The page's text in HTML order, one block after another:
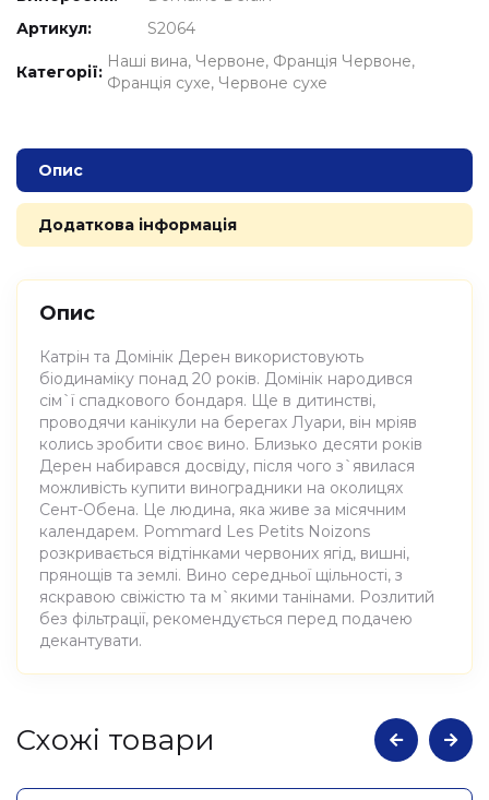
Артикул:
S2064
Категорії:
Наші вина Червоне Франція Червоне
Франція сухе Червоне сухе
Опис
Додаткова інформація
Опис
Катрін та Домінік Дерен використовують
біодинаміку понад 20 років. Домінік народився
сім`ї спадкового бондаря. Ще в дитинстві,
проводячи канікули на берегах Луари, він мріяв
колись зробити своє вино. Близько десяти років
Дерен набирався досвіду, після чого з`явилася
можливість купити виноградники на околицях
Сент-Обена. Це людина, яка живе за місячним
календарем. Pommard Les Petits Noizons
розкривається відтінками червоних ягід, вишні,
прянощів та землі. Вино середньої щільності, з
яскравою свіжістю та м`якими танінами. Розлитий
без фільтрації, рекомендується перед подачею
декантувати.
Атрибути
Cхожі товари